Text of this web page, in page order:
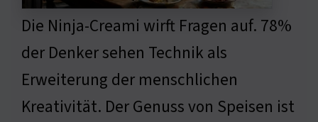
Die Ninja-Creami wirft Fragen auf. 78%
der Denker sehen Technik als
Erweiterung der menschlichen
Kreativität. Der Genuss von Speisen ist